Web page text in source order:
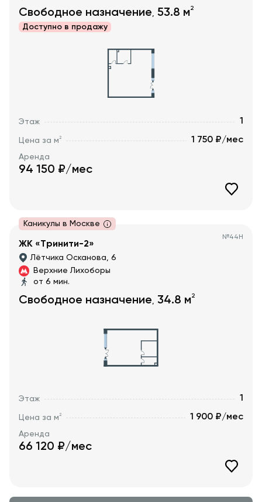
Свободное назначение, 53.8 м2
Доступно в продажу
Этаж 1
Цена за м2 1 750 ₽/мес
Аренда
94 150 ₽/мес
Каникулы в Москве
№44Н
ЖК «Тринити-2»
Лётчика Осканова, 6
Верхние Лихоборы
от 6 мин.
Свободное назначение, 34.8 м2
Этаж 1
Цена за м2 1 900 ₽/мес
Аренда
66 120 ₽/мес